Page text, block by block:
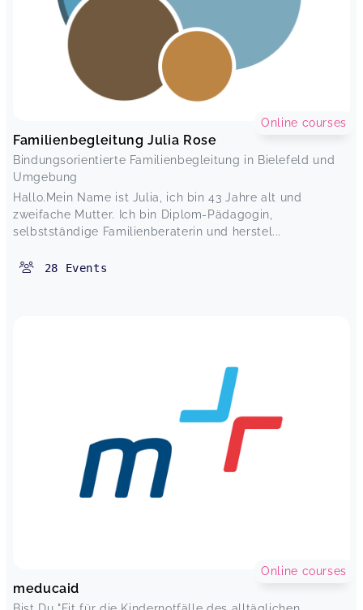
Familienbegleitung Julia Rose
Bindungsorientierte Familienbegleitung in Bielefeld und
Umgebung
Hallo.Mein Name ist Julia, ich bin 43 Jahre alt und
zweifache Mutter. Ich bin Diplom-Pädagogin,
selbstständige Familienberaterin und herstel...
Online courses
28 Events
meducaid
Online courses